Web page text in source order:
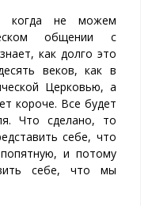
когда не можем
общении с
как долго это
веков, как в
Церковью, а
короче. Все будет
Что сделано, то
себе, что
и потому
себе, что мы